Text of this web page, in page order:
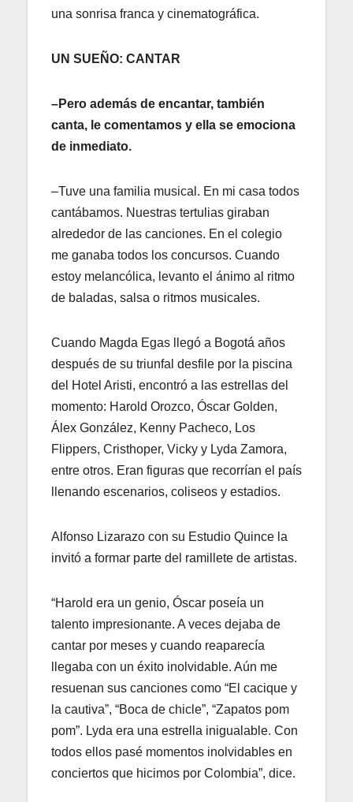
una sonrisa franca y cinematográfica.
UN SUEÑO: CANTAR
–Pero además de encantar, también
canta, le comentamos y ella se emociona
de inmediato.
–Tuve una familia musical. En mi casa todos
cantábamos. Nuestras tertulias giraban
alrededor de las canciones. En el colegio
me ganaba todos los concursos. Cuando
estoy melancólica, levanto el ánimo al ritmo
de baladas, salsa o ritmos musicales.
Cuando Magda Egas llegó a Bogotá años
después de su triunfal desfile por la piscina
del Hotel Aristi, encontró a las estrellas del
momento: Harold Orozco, Óscar Golden,
Álex González, Kenny Pacheco, Los
Flippers, Cristhoper, Vicky y Lyda Zamora,
entre otros. Eran figuras que recorrían el país
llenando escenarios, coliseos y estadios.
Alfonso Lizarazo con su Estudio Quince la
invitó a formar parte del ramillete de artistas.
“Harold era un genio, Óscar poseía un
talento impresionante. A veces dejaba de
cantar por meses y cuando reaparecía
llegaba con un éxito inolvidable. Aún me
resuenan sus canciones como “El cacique y
la cautiva”, “Boca de chicle”, “Zapatos pom
pom”. Lyda era una estrella inigualable. Con
todos ellos pasé momentos inolvidables en
conciertos que hicimos por Colombia”, dice.